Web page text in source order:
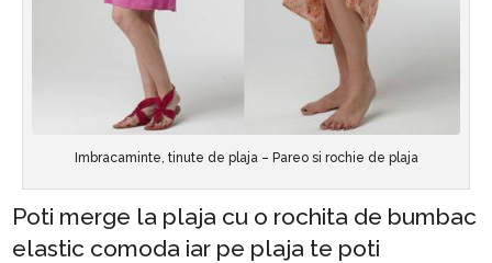
Imbracaminte, tinute de plaja – Pareo si rochie de plaja
Poti merge la plaja cu o rochita de bumbac
elastic comoda iar pe plaja te poti